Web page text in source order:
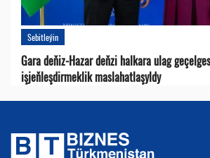
Sebitleýin
Gara deňiz-Hazar deňzi halkara ulag
işjeňleşdirmeklik maslahatlaşyldy